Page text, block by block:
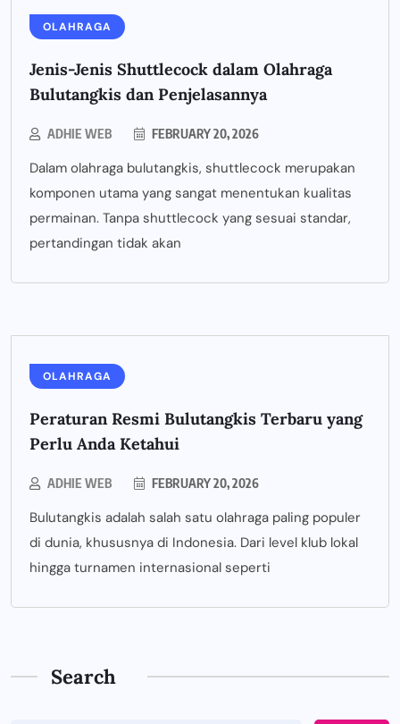
OLAHRAGA
Jenis-Jenis Shuttlecock dalam Olahraga
Bulutangkis dan Penjelasannya
ADHIE WEB FEBRUARY 20, 2026
Dalam olahraga bulutangkis, shuttlecock merupakan
komponen utama yang sangat menentukan kualitas
permainan. Tanpa shuttlecock yang sesuai standar,
pertandingan tidak akan
OLAHRAGA
Peraturan Resmi Bulutangkis Terbaru yang
Perlu Anda Ketahui
ADHIE WEB FEBRUARY 20, 2026
Bulutangkis adalah salah satu olahraga paling populer
di dunia, khususnya di Indonesia. Dari level klub lokal
hingga turnamen internasional seperti
Search